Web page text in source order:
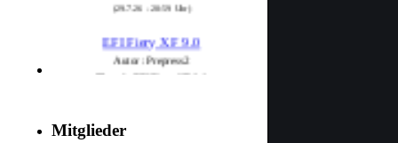
Autor : Prepress2
Thread : EFI Fiery XF 9.0
Autor : Prepress2
Mitglieder